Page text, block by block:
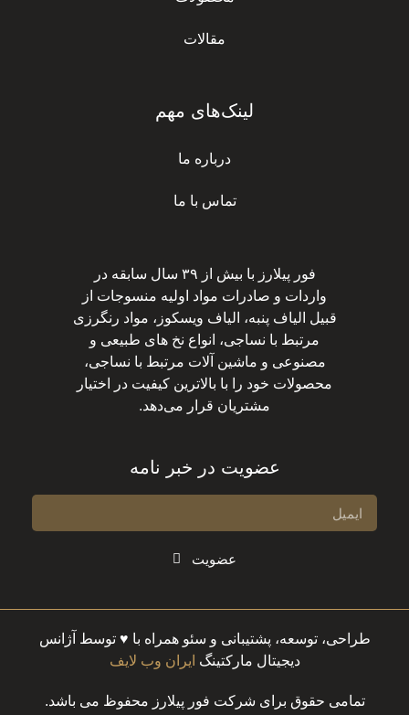
مقالات
لینک‌های مهم
درباره ما
تماس با ما
فور پیلارز با بیش از ۳۹ سال سابقه در
واردات و صادرات مواد اولیه منسوجات از
قبیل الیاف پنبه، الیاف ویسکوز، مواد رنگرزی
مرتبط با نساجی، انواع نخ های طبیعی و
مصنوعی و ماشین آلات مرتبط با نساجی،
محصولات خود را با بالاترین کیفیت در اختیار
مشتریان قرار می‌دهد.
عضویت در خبر نامه
عضویت
طراحی، توسعه، پشتیبانی و سئو همراه با ♥ توسط آژانس
دیجیتال مارکتینگ ایران وب لایف
تمامی حقوق برای شرکت فور پیلارز محفوظ می باشد.